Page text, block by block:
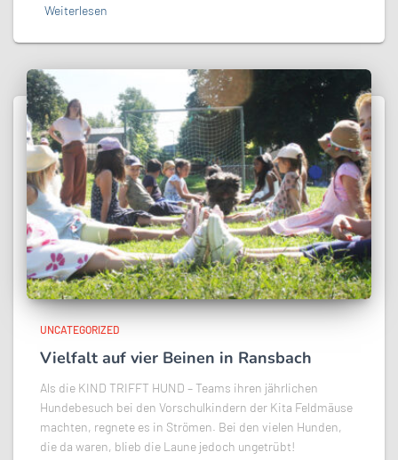
Weiterlesen
UNCATEGORIZED
Vielfalt auf vier Beinen in Ransbach
Als die KIND TRIFFT HUND – Teams ihren jährlichen
Hundebesuch bei den Vorschulkindern der Kita Feldmäuse
machten, regnete es in Strömen. Bei den vielen Hunden,
die da waren, blieb die Laune jedoch ungetrübt!